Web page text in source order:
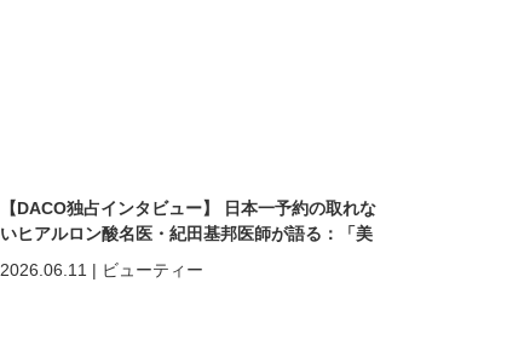
【DACO独占インタビュー】 日本一予約の取れな
いヒアルロン酸名医・紀田基邦医師が語る：「美
しくなる」だけではない。 “自分を好きになる”た
めの美容医療
2026.06.11 | ビューティー